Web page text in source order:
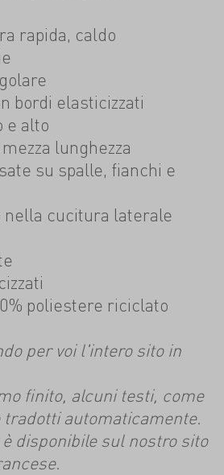
rapida, caldo
bordi elasticizzati
e alto
lunghezza
su spalle, fianchi e
nella cucitura laterale
poliestere riciclato
per voi l'intero sito in
finito, alcuni testi, come
automaticamente.
disponibile sul nostro sito